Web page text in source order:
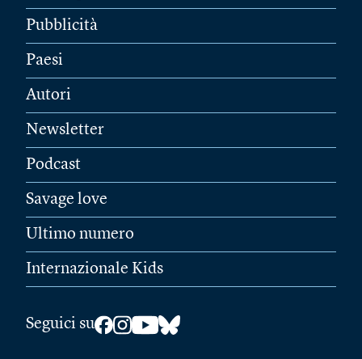
Pubblicità
Paesi
Autori
Newsletter
Podcast
Savage love
Ultimo numero
Internazionale Kids
Seguici su